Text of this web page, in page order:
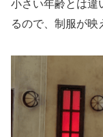
小さい年齢とは違
るので、制服が映